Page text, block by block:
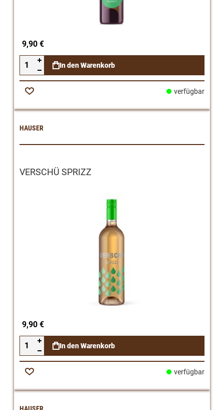
9,90 €
In den Warenkorb
Zur
verfügbar
HAUSER
VERSCHÜ SPRIZZ
9,90 €
In den Warenkorb
Zur
verfügbar
HAUSER